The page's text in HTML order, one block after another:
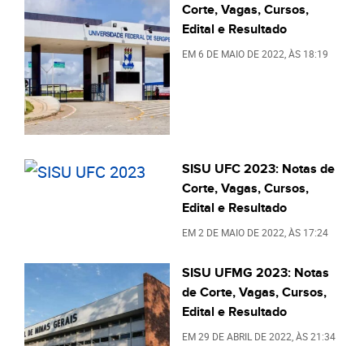
Corte, Vagas, Cursos,
Edital e Resultado
EM6 DE MAIO DE 2022 , ÀS 18:19
SISU UFC 2023: Notas de
Corte, Vagas, Cursos,
Edital e Resultado
EM2 DE MAIO DE 2022, ÀS 17:24
SISU UFMG 2023: Notas
de Corte, Vagas, Cursos,
Edital e Resultado
EM29 DE ABRIL DE 2022, ÀS21:34